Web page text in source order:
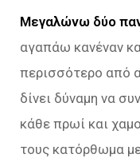
Μεγαλώνω δύο
αγαπάω κανέναν
περισσότερο από
δίνει δύναμη να
κάθε πρωί και
τους κατόρθωμα